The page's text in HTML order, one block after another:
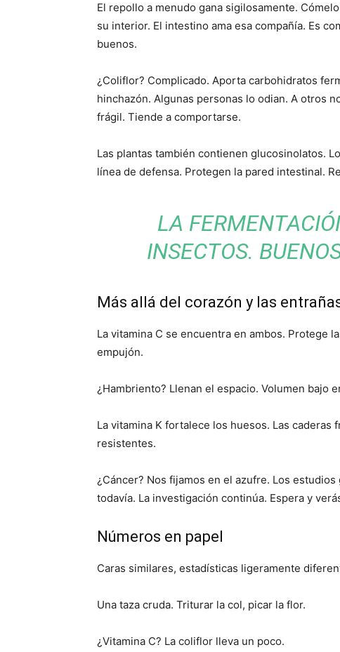
El repollo a menudo gana sigilosamente.
su interior. El intestino ama esa compañía. Es
buenos.
¿Coliflor? Complicado. Aporta carbohidratos
hinchazón. Algunas personas lo odian. A otros
frágil. Tiende a comportarse.
Las plantas también contienen glucosinolatos.
línea de defensa. Protegen la pared intestinal.
LA
INSECTOS.
Más allá del corazón y las
La vitamina C se encuentra en ambos. Protege
empujón.
¿Hambriento? Llenan el espacio. Volumen bajo
La vitamina K fortalece los huesos. Las
resistentes.
¿Cáncer? Nos fijamos en el azufre. Los
todavía. La investigación continúa. Espera y
Números en papel
Caras similares, estadísticas ligeramente
Una taza cruda. Triturar la col, picar la flor.
¿Vitamina C? La coliflor lleva un poco.